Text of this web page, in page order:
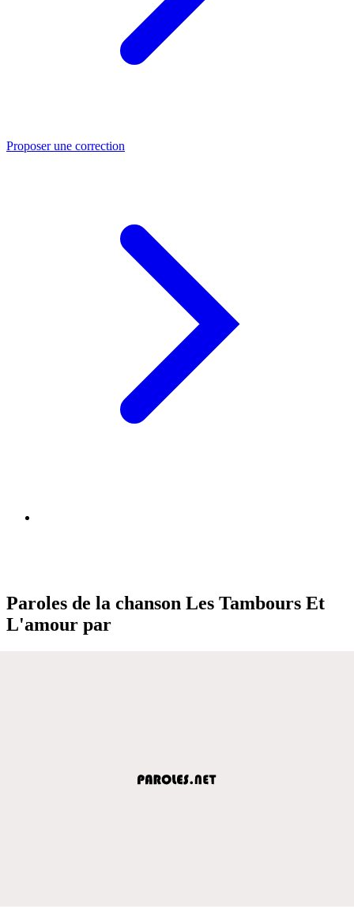
Proposer une correction
Paroles de la chanson Les Tambours Et
L'amour par